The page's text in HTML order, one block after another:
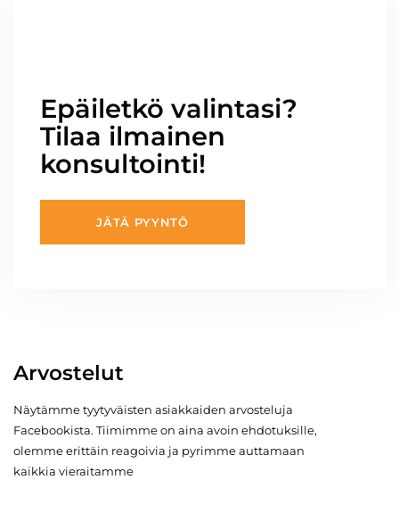
Epäiletkö valintasi?
Tilaa ilmainen
konsultointi!
JÄTÄ PYYNTÖ
Arvostelut
Näytämme tyytyväisten asiakkaiden arvosteluja
Facebookista. Tiimimme on aina avoin ehdotuksille,
olemme erittäin reagoivia ja pyrimme auttamaan
kaikkia vieraitamme